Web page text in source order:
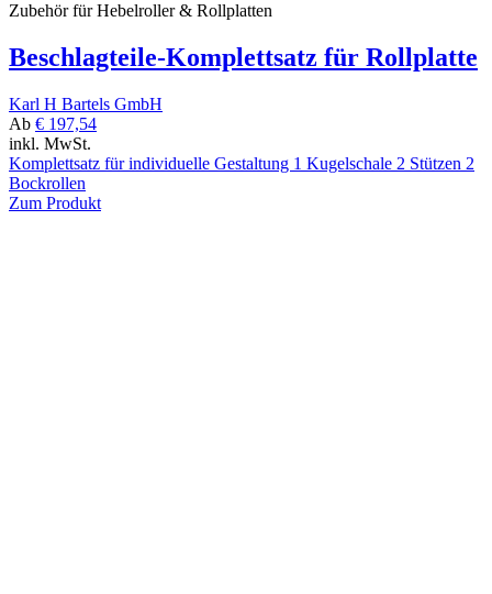
Zubehör für Hebelroller & Rollplatten
Beschlagteile-Komplettsatz für Rollplatte
Karl H Bartels GmbH
Ab € 197,54
inkl. MwSt.
Komplettsatz für individuelle Gestaltung 1 Kugelschale 2 Stützen 2
Bockrollen
Zum Produkt